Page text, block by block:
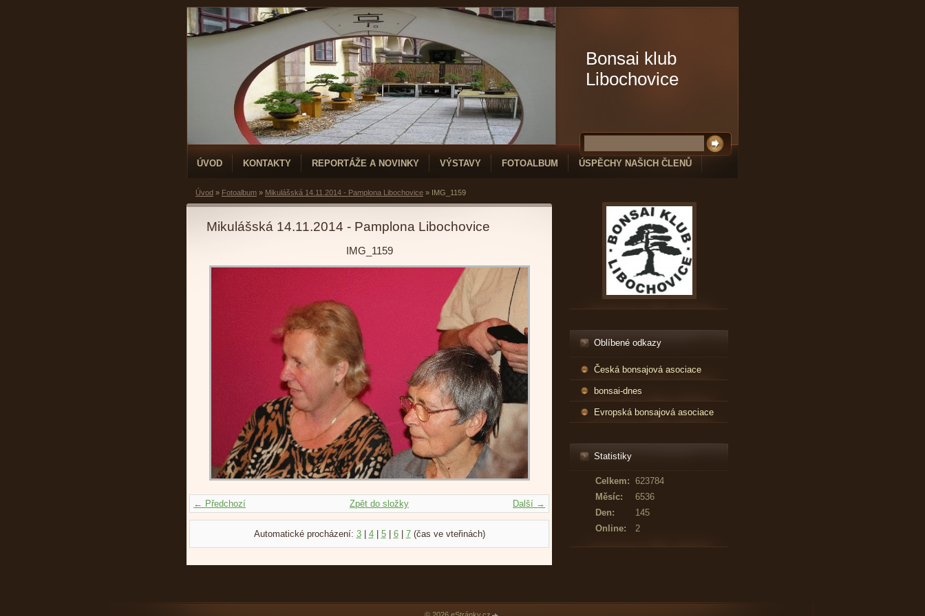
Bonsai klub
Libochovice
ÚVOD KONTAKTY REPORTÁŽE A NOVINKY VÝSTAVY FOTOALBUM ÚSPĚCHY NAŠICH ČLENŮ
Úvod » Fotoalbum » Mikulášská 14.11.2014 - Pamplona Libochovice » IMG_1159
Mikulášská 14.11.2014 - Pamplona Libochovice
IMG_1159
← Předchozí Další →
Zpět do složky
Automatické procházení: 3| 4| 5| 6| 7(čas ve vteřinách)
Oblíbené odkazy
Česká bonsajová asociace
bonsai-dnes
Evropská bonsajová asociace
Statistiky
Online: 2
Celkem: 623784
Měsíc:
6536
Den:
145